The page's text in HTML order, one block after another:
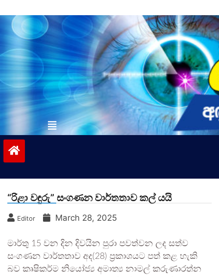
to
contentvinivida.lk
“රිළා වඳුරු” සංගණන වාර්තතාව කල් යයි
Editor March 28, 2025
මාර්තු 15 වන දින දිවයින පුරා පවත්වන ලද සත්ව
සංගණන වාර්තතාව අද(28) ප‍්‍රකාශයට පත් කළ හැකි
බව කෘෂිකර්ම නියෝජ්‍ය අමාත්‍ය නාමල් කරුණාරත්න